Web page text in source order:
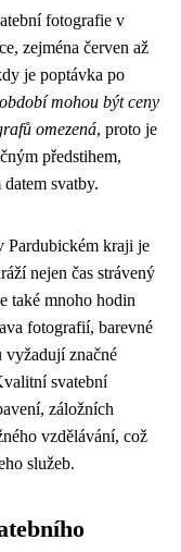
fotografie v
zejména červen až
je poptávka po
mohou být ceny
omezená, proto je
předstihem,
svatby.
Pardubickém kraji je
nejen čas strávený
také mnoho hodin
fotografií, barevné
vyžadují značné
svatební
záložních
vzdělávání, což
služeb.